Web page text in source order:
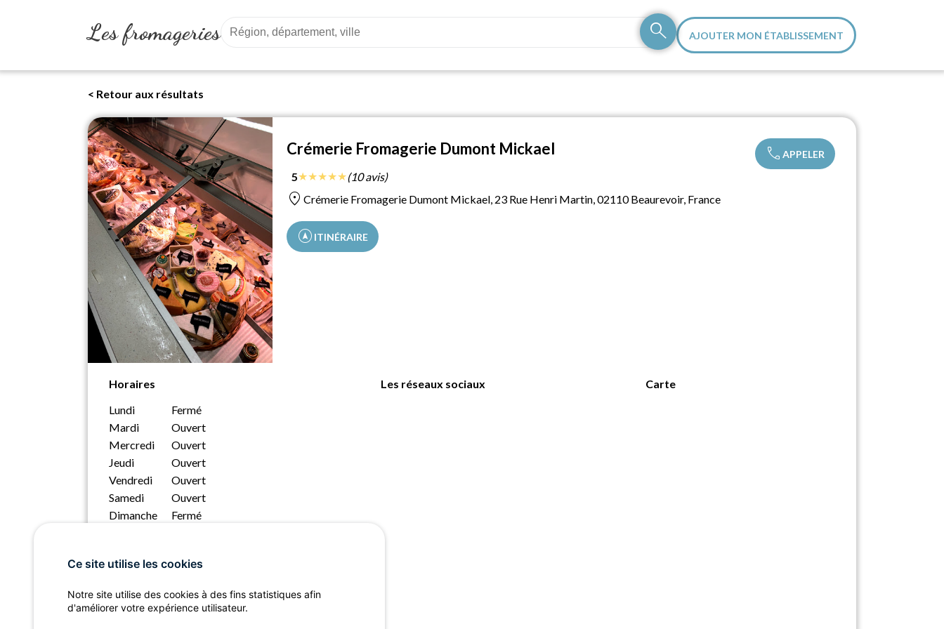
Les fromageries search AJOUTER MON ÉTABLISSEMENT
< Retour aux résultats
Crémerie Fromagerie Dumont Mickael call APPELER
5★★★★★(10 avis)
location_on Crémerie Fromagerie Dumont Mickael, 23 Rue Henri Martin, 02110 Beaurevoir, France
assistant_navigation ITINÉRAIRE
Horaires
Lundi
Fermé
Mardi
Ouvert
Mercredi
Ouvert
Jeudi
Ouvert
Vendredi
Ouvert
Samedi
Ouvert
Dimanche
Fermé
Les réseaux sociaux Carte
Ce site utilise les cookies
Notre site utilise des cookies à des fins statistiques afin
d'améliorer votre expérience utilisateur.